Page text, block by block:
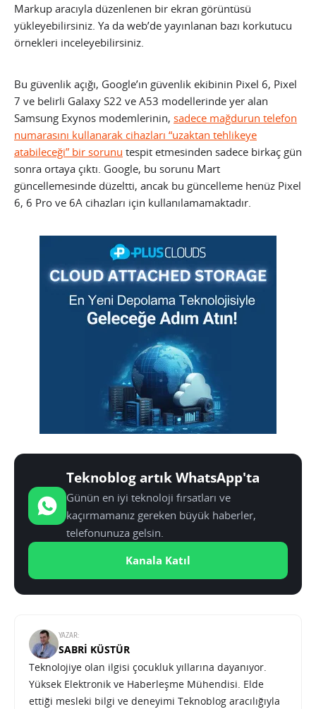
Markup aracıyla düzenlenen bir ekran görüntüsü
yükleyebilirsiniz. Ya da web’de yayınlanan bazı korkutucu
örnekleri inceleyebilirsiniz.
Bu güvenlik açığı, Google’ın güvenlik ekibinin Pixel 6, Pixel
7 ve belirli Galaxy S22 ve A53 modellerinde yer alan
Samsung Exynos modemlerinin, sadece mağdurun telefon
numarasını kullanarak cihazları “uzaktan tehlikeye
atabileceği” bir sorunu tespit etmesinden sadece birkaç gün
sonra ortaya çıktı. Google, bu sorunu Mart
güncellemesinde düzeltti, ancak bu güncelleme henüz Pixel
6, 6 Pro ve 6A cihazları için kullanılamamaktadır.
Teknoblog artık WhatsApp'ta
Günün en iyi teknoloji fırsatları ve
kaçırmamanız gereken büyük haberler,
telefonunuza gelsin.
Kanala Katıl
YAZAR:
SABRI KÜSTÜR
Teknolojiye olan ilgisi çocukluk yıllarına dayanıyor.
Yüksek Elektronik ve Haberleşme Mühendisi. Elde
ettiği mesleki bilgi ve deneyimi Teknoblog aracılığıyla